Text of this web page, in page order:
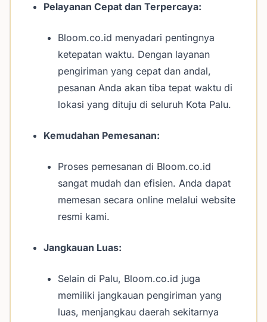
Pelayanan Cepat dan Terpercaya:
Bloom.co.id menyadari pentingnya
ketepatan waktu. Dengan layanan
pengiriman yang cepat dan andal,
pesanan Anda akan tiba tepat waktu di
lokasi yang dituju di seluruh Kota Palu.
Kemudahan Pemesanan:
Proses pemesanan di Bloom.co.id
sangat mudah dan efisien. Anda dapat
memesan secara online melalui website
resmi kami.
Jangkauan Luas:
Selain di Palu, Bloom.co.id juga
memiliki jangkauan pengiriman yang
luas, menjangkau daerah sekitarnya